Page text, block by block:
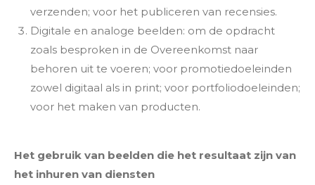
verzenden; voor het publiceren van recensies.
Digitale en analoge beelden: om de opdracht
zoals besproken in de Overeenkomst naar
behoren uit te voeren; voor promotiedoeleinden
zowel digitaal als in print; voor portfoliodoeleinden;
voor het maken van producten.
Het gebruik van beelden die het resultaat zijn van
het inhuren van diensten